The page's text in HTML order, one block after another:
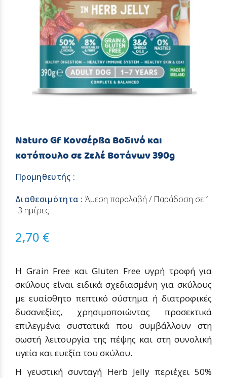
Naturo Gf Κονσέρβα Βοδινό και
κοτόπουλο σε Ζελέ Βοτάνων 390g
Προμηθευτής :
Διαθεσιμότητα :Άμεση παραλαβή / Παράδοση σε 1
-3 ημέρες
2,70 €
Η Grain Free και Gluten Free υγρή τροφή για
σκύλους είναι ειδικά σχεδιασμένη για σκύλους
με ευαίσθητο πεπτικό σύστημα ή διατροφικές
δυσανεξίες, χρησιμοποιώντας προσεκτικά
επιλεγμένα συστατικά που συμβάλλουν στη
σωστή λειτουργία της πέψης και στη συνολική
υγεία και ευεξία του σκύλου.
Η γευστική συνταγή Herb Jelly περιέχει 50%